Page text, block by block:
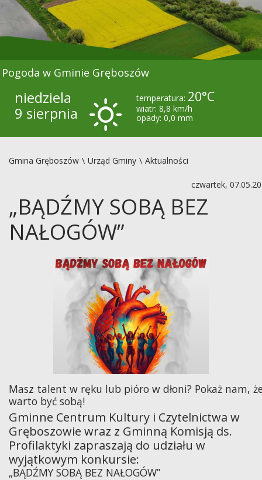
Pogoda w Gminie Gręboszów
niedziela
9 sierpnia
temperatura: 20°C
wiatr: 8,8 km/h
opady: 0,0 mm
Gmina Gręboszów Urząd Gminy Aktualności
czwartek,
„BĄDŹMY SOBĄ BEZ
NAŁOGÓW”
Masz talent w ręku lub pióro w dłoni? Pokaż nam,
warto być sobą!
Gminne Centrum Kultury i Czytelnictwa w
Gręboszowie wraz z Gminną Komisją ds.
Profilaktyki zapraszają do udziału w
wyjątkowym konkursie:
„BĄDŹMY SOBĄ BEZ NAŁOGÓW”